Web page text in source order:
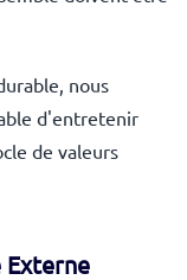
nous
d'entretenir
de valeurs
Externe